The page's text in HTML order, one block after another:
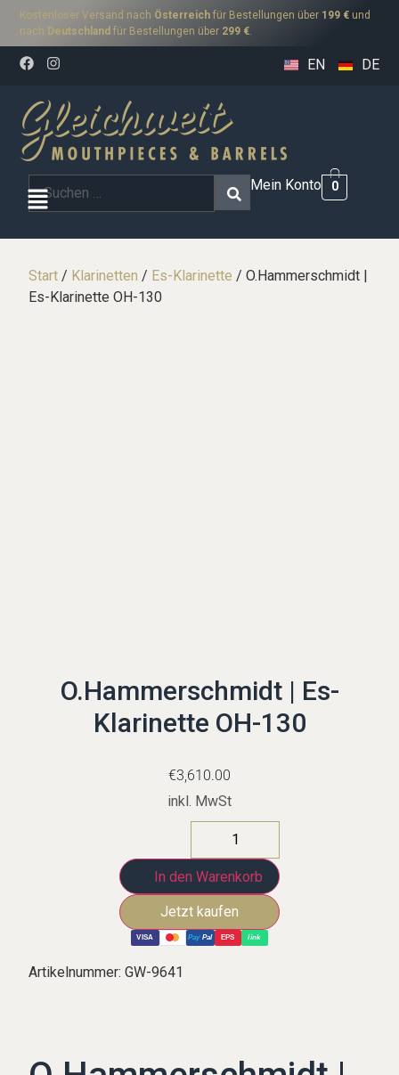
Kostenloser Versand nach Österreich für Bestellungen über 199 € und
nach Deutschland für Bestellungen über 299 €.
EN DE
Mein Konto 0
Start / Klarinetten / Es-Klarinette / O.Hammerschmidt |
Es-Klarinette OH-130
O.Hammerschmidt | Es-
Klarinette OH-130
€3,610.00
inkl. MwSt
In den Warenkorb
VISA Pay Pal EPS link
Artikelnummer:GW-9641